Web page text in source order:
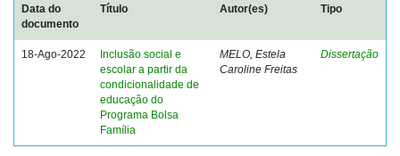
Data do
documento
Título Autor(es) Tipo
18-Ago-2022
Inclusão social e
escolar a partir da
condicionalidade de
educação do
Programa Bolsa
Família
MELO, Estela
Caroline Freitas
Dissertação